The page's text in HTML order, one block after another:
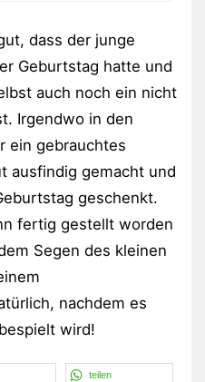
dass der junge
Geburtstag hatte und
auch noch ein nicht
Irgendwo in den
ein gebrauchtes
ausfindig gemacht und
geschenkt.
fertig gestellt worden
Segen des kleinen
nachdem es
wird!
teilen